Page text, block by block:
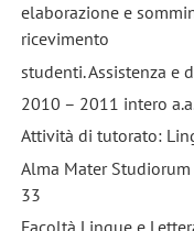
elaborazione e
ricevimento
studenti. Assistenza e
2010 – 2011 intero
Attività di tutorato:
Alma Mater
33